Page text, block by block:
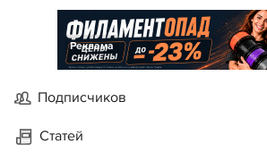
Реклама
Подписчиков
Статей